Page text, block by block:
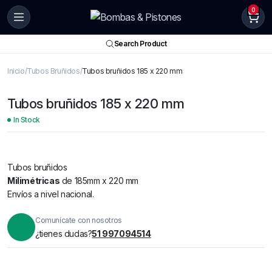
0
Search Product
Inicio Tubos Bruñidos Tubos bruñidos 185 x 220 mm
Tubos bruñidos 185 x 220 mm
In Stock
Tubos bruñidos
Milimétricas de 185mm x 220 mm
Envíos a nivel nacional.
Comunícate con nosotros
¿tienes dudas?51 997094514